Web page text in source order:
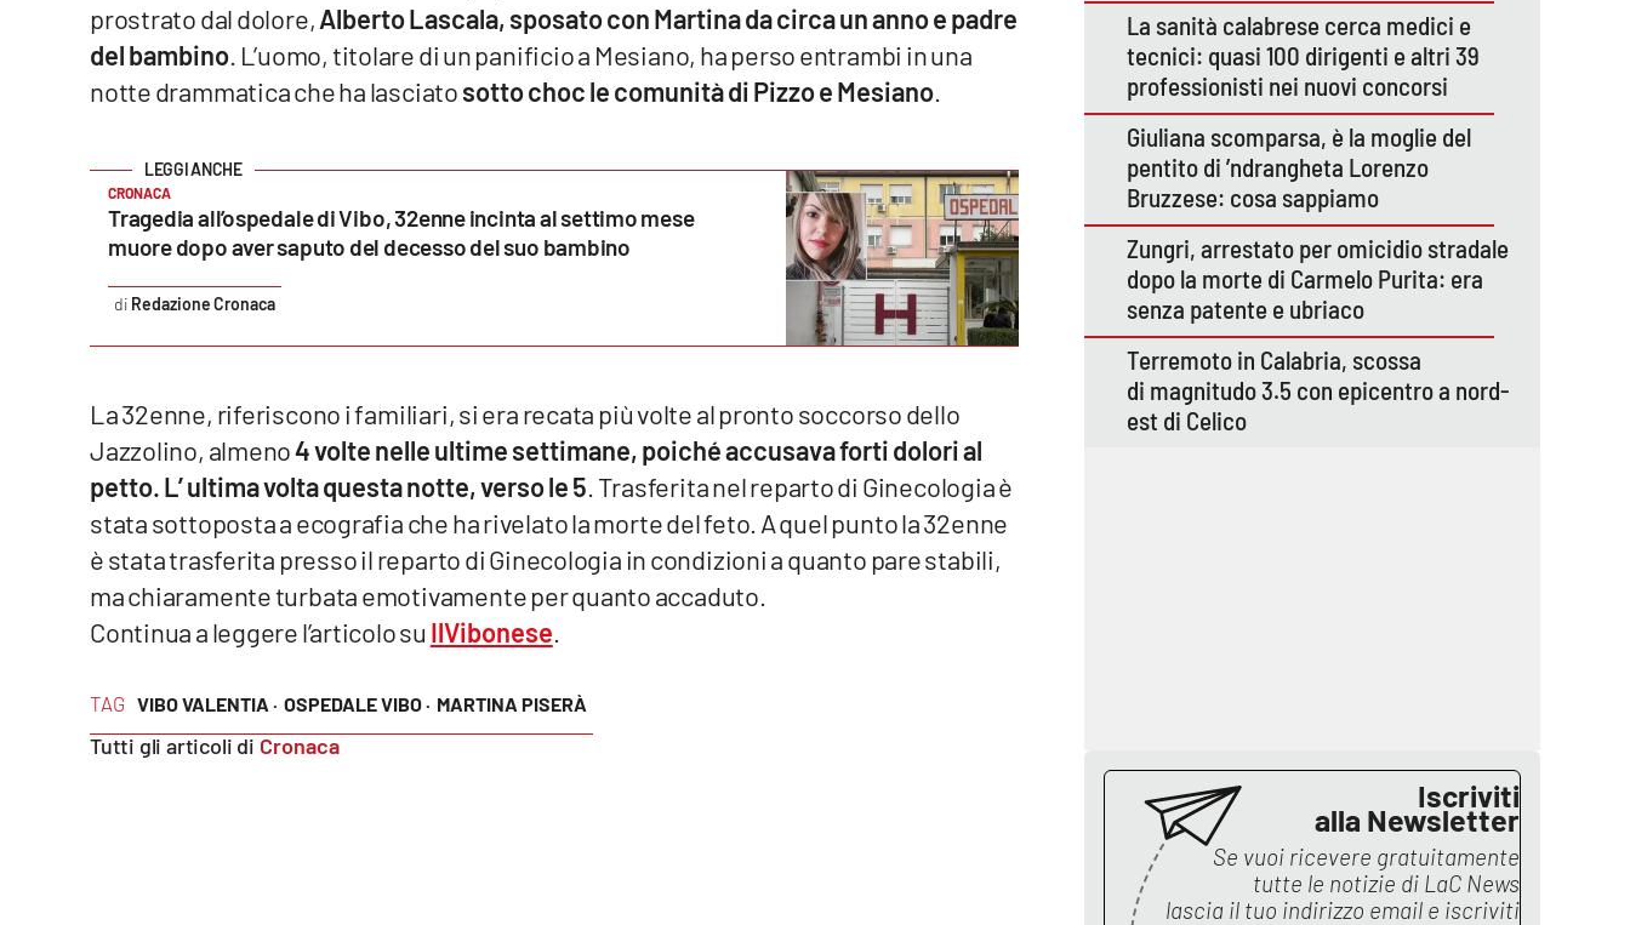
Reggio Calabria
Buona Sanità Calabria
DestinazioniTAG VIBO VALENTIA · OSPEDALE VIBO · MARTINA PISERÀ
Tutti gli articoli di Cronaca
prostrato dal dolore,Alberto Lascala, sposato con Martina da circa un anno e padre
del bambino . L’uomo, titolare di un panificio a Mesiano, ha perso entrambi in una
notte drammatica che ha lasciatosotto choc le comunità di Pizzo e Mesiano.
CRONACA
Tragedia all’ospedale di Vibo, 32enne incinta al settimo mese
muore dopo aver saputo del decesso del suo bambino
Redazione Cronaca
La 32enne, riferiscono i familiari, si era recata più volte al pronto soccorso dello
Jazzolino, almeno4 volte nelle ultime settimane, poiché accusava forti dolori al
petto. L’ ultima volta questa notte, verso le 5 . Trasferita nel reparto di Ginecologia è
stata sottoposta a ecografia che ha rivelato la morte del feto. A quel punto la 32enne
è stata trasferita presso il reparto di Ginecologia in condizioni a quanto pare stabili,
ma chiaramente turbata emotivamente per quanto accaduto.
Continua a leggere l’articolo su IlVibonese
La sanità calabrese cerca medici e
tecnici: quasi 100 dirigenti e altri 39
professionisti nei nuovi concorsi
Giuliana scomparsa, è la moglie del
pentito di ’ndrangheta Lorenzo
Bruzzese: cosa sappiamo
Zungri, arrestato per omicidio stradale
dopo la morte di Carmelo Purita: era
senza patente e ubriaco
Terremoto in Calabria, scossa
di magnitudo 3.5 con epicentro a nord-
est di Celico
Iscriviti
alla Newsletter
Se vuoi ricevere gratuitamente
tutte le notizie di LaC News
lascia il tuo indirizzo email e iscriviti